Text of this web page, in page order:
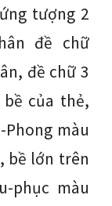
tượng 2
đề chữ
đề chữ 3
bề của thẻ,
Phong màu
bề lớn trên
phục màu